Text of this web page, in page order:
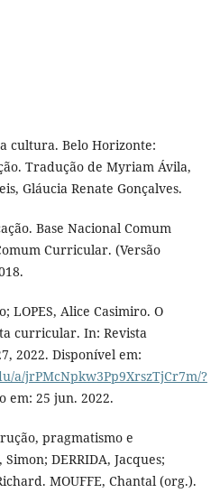
cultura. Belo Horizonte:
Tradução de Myriam Ávila,
Gláucia Renate Gonçalves.
Base Nacional Comum
Curricular. (Versão
LOPES, Alice Casimiro. O
curricular. In: Revista
2022. Disponível em:
a/jrPMcNpkw3Pp9XrszTjCr7m/?
em: 25 jun. 2022.
pragmatismo e
DERRIDA, Jacques;
MOUFFE, Chantal (org.).